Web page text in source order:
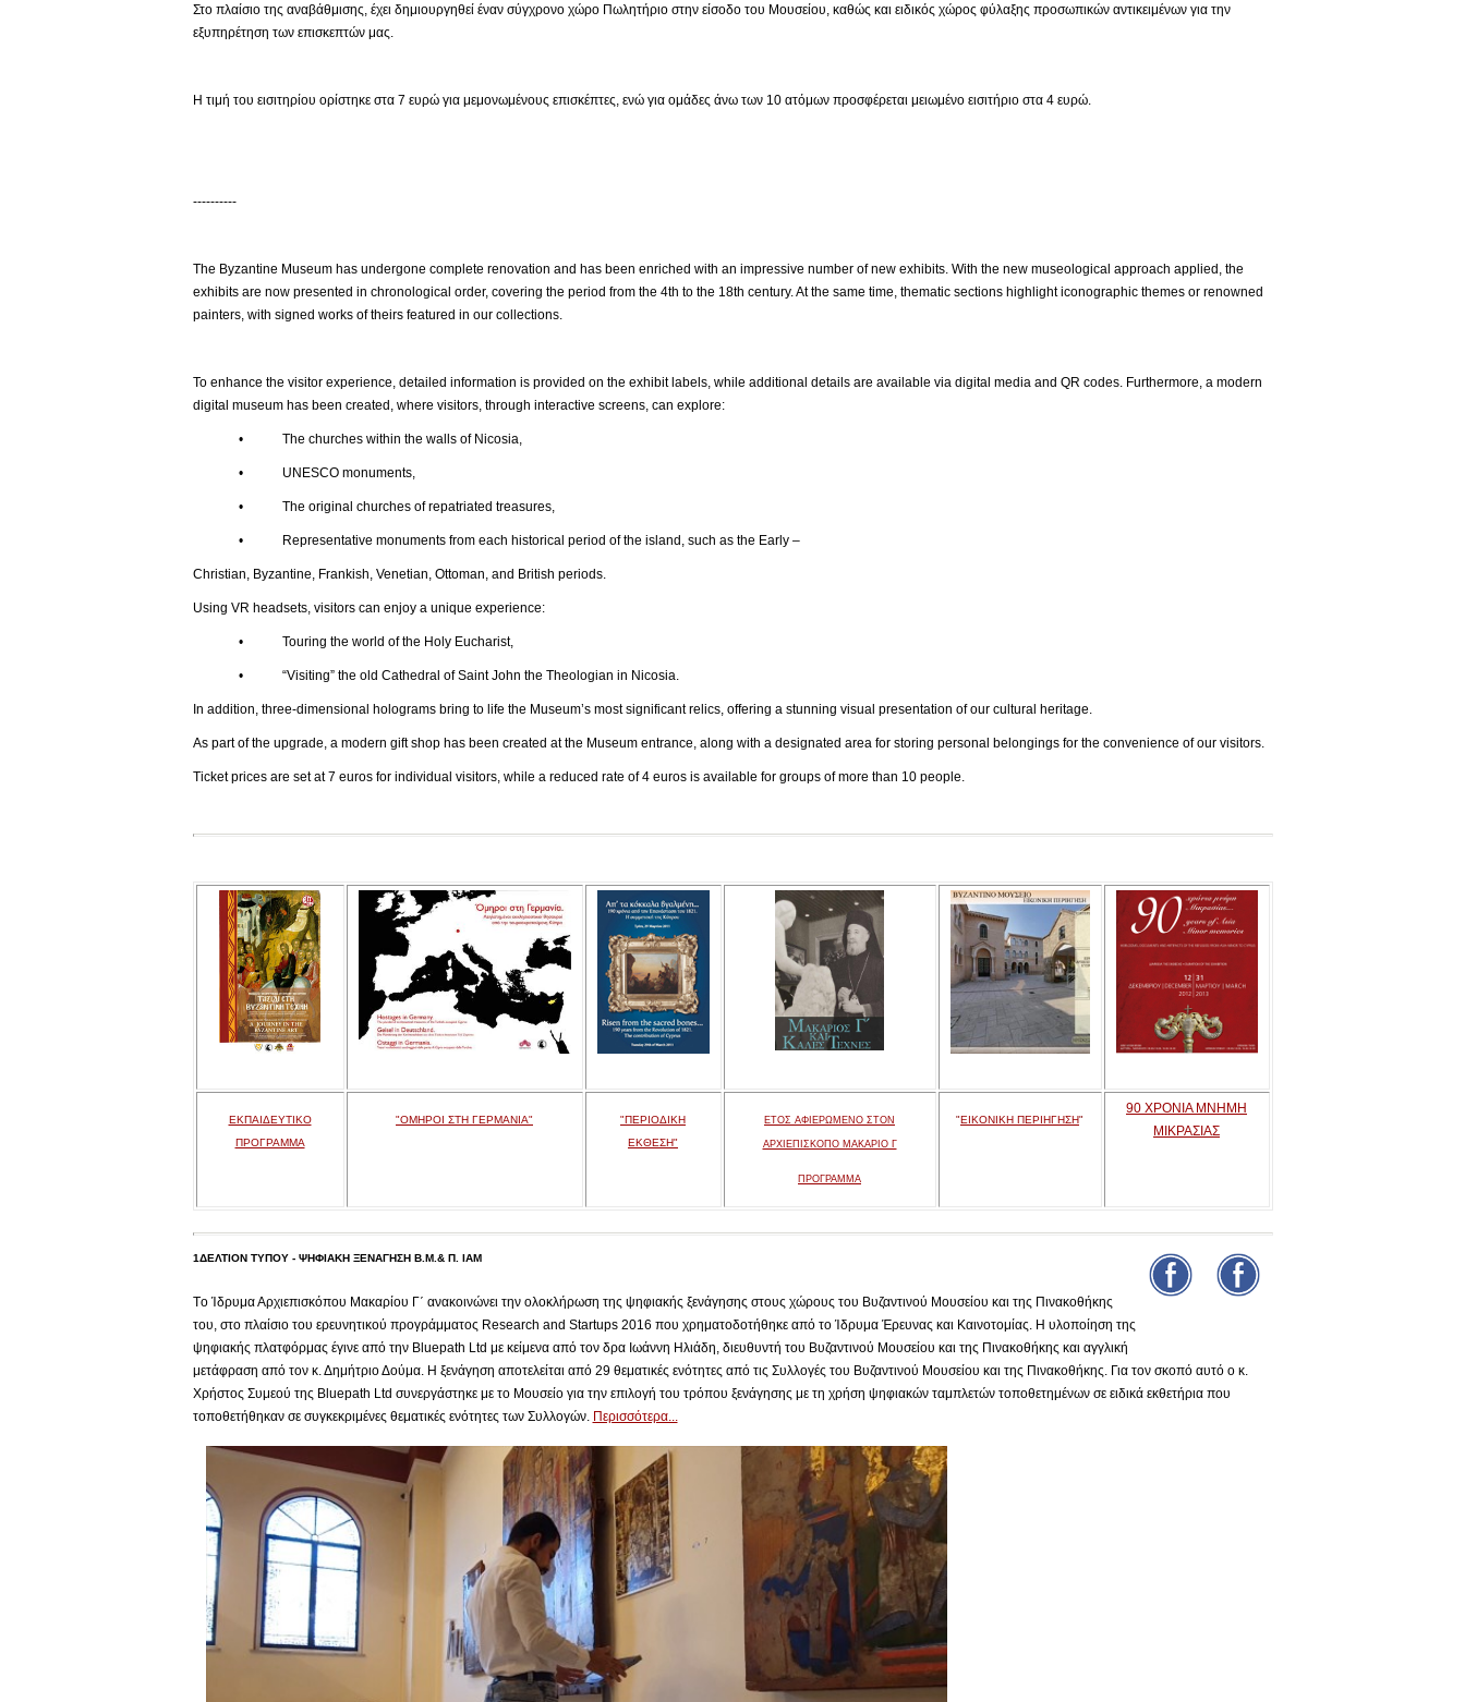
Στο πλαίσιο της αναβάθμισης, έχει δημιουργηθεί έναν σύγχρονο χώρο Πωλητήριο στην είσοδο του Μουσείου, καθώς και ειδικός χώρος φύλαξης προσωπικών αντικειμένων για την
εξυπηρέτηση των επισκεπτών μας.
Η τιμή του εισιτηρίου ορίστηκε στα 7 ευρώ για μεμονωμένους επισκέπτες, ενώ για ομάδες άνω των 10 ατόμων προσφέρεται μειωμένο εισιτήριο στα 4 ευρώ.
----------
The Byzantine Museum has undergone complete renovation and has been enriched with an impressive number of new exhibits. With the new museological approach applied, the
exhibits are now presented in chronological order, covering the period from the 4th to the 18th century. At the same time, thematic sections highlight iconographic themes or renowned
painters, with signed works of theirs featured in our collections.
To enhance the visitor experience, detailed information is provided on the exhibit labels, while additional details are available via digital media and QR codes. Furthermore, a modern
digital museum has been created, where visitors, through interactive screens, can explore:
• The churches within the walls of Nicosia,
• UNESCO monuments,
• The original churches of repatriated treasures,
• Representative monuments from each historical period of the island, such as the Early –
Christian, Byzantine, Frankish, Venetian, Ottoman, and British periods.
Using VR headsets, visitors can enjoy a unique experience:
• Touring the world of the Holy Eucharist,
• “Visiting” the old Cathedral of Saint John the Theologian in Nicosia.
In addition, three-dimensional holograms bring to life the Museum’s most significant relics, offering a stunning visual presentation of our cultural heritage.
As part of the upgrade, a modern gift shop has been created at the Museum entrance, along with a designated area for storing personal belongings for the convenience of our visitors.
Ticket prices are set at 7 euros for individual visitors, while a reduced rate of 4 euros is available for groups of more than 10 people.
ΕΚΠΑΙΔΕΥΤΙΚΟ
ΠΡΟΓΡΑΜΜΑ
"ΟΜΗΡΟΙ ΣΤΗ ΓΕΡΜΑΝΙΑ"
"ΠΕΡΙΟΔΙΚΗ
ΕΚΘΕΣΗ"
ΕΤΟΣ ΑΦΙΕΡΩΜΕΝΟ ΣΤΟΝ
ΑΡΧΙΕΠΙΣΚΟΠΟ ΜΑΚΑΡΙΟ Γ
ΠΡΟΓΡΑΜΜΑ
"ΕΙΚΟΝΙΚΗ ΠΕΡΙΗΓΗΣΗ"
90 ΧΡΟΝΙΑ ΜΝΗΜΗ
ΜΙΚΡΑΣΙΑΣ
1ΔΕΛΤΙΟΝ ΤΥΠΟΥ - ΨΗΦΙΑΚΗ ΞΕΝΑΓΗΣΗ Β.Μ.& Π. ΙΑΜ
Tο Ίδρυμα Αρχιεπισκόπου Μακαρίου Γ΄ ανακοινώνει την ολοκλήρωση της ψηφιακής ξενάγησης στους χώρους του Βυζαντινού Μουσείου και της Πινακοθήκης
του, στο πλαίσιο του ερευνητικού προγράμματος Research and Startups 2016 που χρηματοδοτήθηκε από το Ίδρυμα Έρευνας και Καινοτομίας. Η υλοποίηση της
ψηφιακής πλατφόρμας έγινε από την Βluepath Ltd με κείμενα από τον δρα Ιωάννη Ηλιάδη, διευθυντή του Βυζαντινού Μουσείου και της Πινακοθήκης και αγγλική
μετάφραση από τον κ. Δημήτριο Δούμα. Η ξενάγηση αποτελείται από 29 θεματικές ενότητες από τις Συλλογές του Βυζαντινού Μουσείου και της Πινακοθήκης. Για τον σκοπό αυτό ο κ.
Χρήστος Συμεού της Bluepath Ltd συνεργάστηκε με το Μουσείο για την επιλογή του τρόπου ξενάγησης με τη χρήση ψηφιακών ταμπλετών τοποθετημένων σε ειδικά εκθετήρια που
τοποθετήθηκαν σε συγκεκριμένες θεματικές ενότητες των Συλλογών. Περισσότερα...